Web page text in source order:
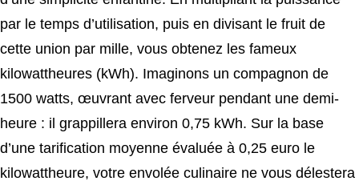
par le temps d’utilisation, puis en divisant le fruit de
cette union par mille, vous obtenez les fameux
kilowattheures (kWh). Imaginons un compagnon de
1500 watts, œuvrant avec ferveur pendant une demi-
heure : il grappillera environ 0,75 kWh. Sur la base
d’une tarification moyenne évaluée à 0,25 euro le
kilowattheure, votre envolée culinaire ne vous délestera